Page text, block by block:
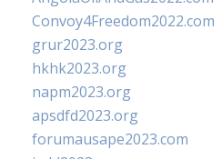
Convoy4Freedom2022.com
grur2023.org
hkhk2023.org
napm2023.org
apsdfd2023.org
forumausape2023.com